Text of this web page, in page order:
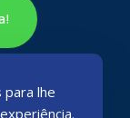
para lhe